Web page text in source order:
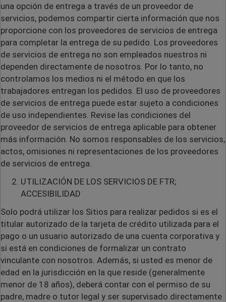
una opción de entrega a través de un proveedor de
servicios, podemos compartir cierta información que nos
proporcione con los proveedores de servicios de entrega
para completar la entrega de su pedido. Los proveedores
de servicios de entrega no son empleados nuestros ni
dependen directamente de nosotros. Por lo tanto, no
controlamos los medios ni el método en que los
trabajadores entregan los pedidos. El uso de proveedores
de servicios de entrega puede estar sujeto a condiciones
de uso independientes. Revise las condiciones del
proveedor de servicios de entrega aplicable para obtener
más información. No somos responsables de los servicios,
actos, omisiones ni representaciones de los proveedores
de servicios de entrega.
UTILIZACIÓN DE LOS SERVICIOS DE FTR;
ACCESIBILIDAD
Solo podrá utilizar los Sitios para realizar pedidos si es el
titular autorizado de la tarjeta de crédito utilizada para el
pago o un usuario autorizado de una cuenta corporativa y
si está en condiciones de formalizar un contrato
vinculante con nosotros. Además, si usted es menor de
edad en la jurisdicción en la que reside (generalmente
menor de 18 años), deberá contar con el permiso de su
padre, madre o tutor legal y ser supervisado directamente